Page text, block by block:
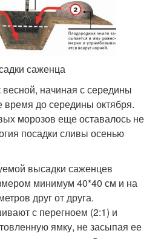
саженца
начиная с середины
время до середины октября.
морозов еще оставалось не
посадки сливы осенью
высадки саженцев
минимум 40*40 см и на
друг от друга.
с перегноем (2:1) и
ямку, не засыпая ее